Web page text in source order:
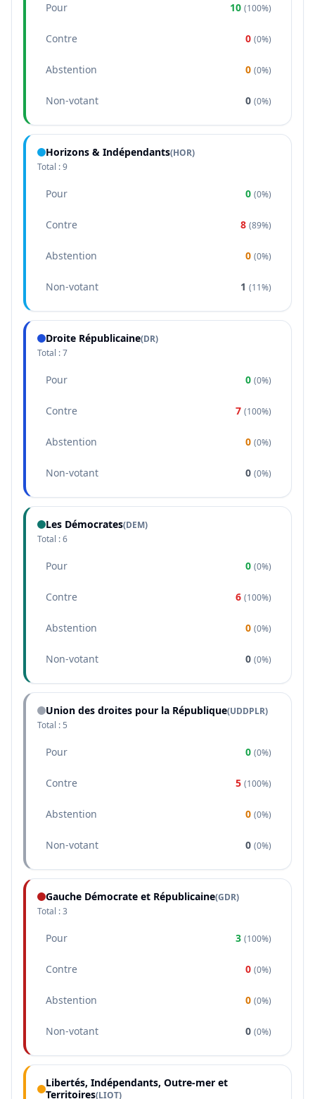
Pour 10 (100%)
Contre 0 (0%)
Abstention 0 (0%)
Non-votant 0 (0%)
Horizons & Indépendants(HOR)
Total :9
Pour 0 (0%)
Contre 8 (89%)
Abstention 0 (0%)
Non-votant 1 (11%)
Droite Républicaine(DR)
Total :7
Pour 0 (0%)
Contre 7 (100%)
Abstention 0 (0%)
Non-votant 0 (0%)
Les Démocrates(DEM)
Total :6
Pour 0 (0%)
Contre 6 (100%)
Abstention 0 (0%)
Non-votant 0 (0%)
Union des droites pour la République(UDDPLR)
Total : 5
Pour 0 (0%)
Contre 5 (100%)
Abstention 0 (0%)
Non-votant 0 (0%)
Gauche Démocrate et Républicaine(GDR)
Total :3
Pour 3 (100%)
Contre 0 (0%)
Abstention 0 (0%)
Non-votant 0 (0%)
Libertés, Indépendants, Outre-mer et
Territoires(LIOT)